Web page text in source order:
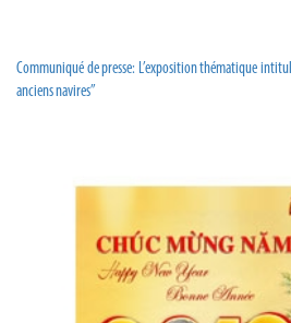
Communiqué de presse: L’exposition thématique
anciens navires”